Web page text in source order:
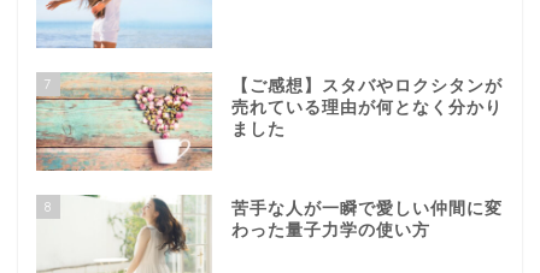
7
【ご感想】スタバやロクシタンが
売れている理由が何となく分かり
ました
8
苦手な人が一瞬で愛しい仲間に変
わった量子力学の使い方